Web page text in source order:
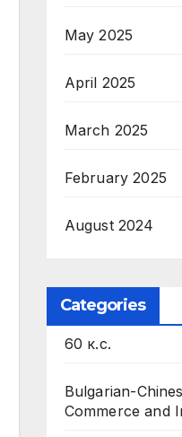
May 2025
April 2025
March 2025
February 2025
August 2024
Categories
60 к.с.
Bulgarian-
Commerce and